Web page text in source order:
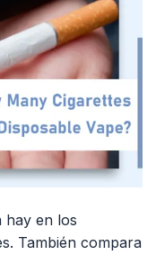
hay en los
También compara